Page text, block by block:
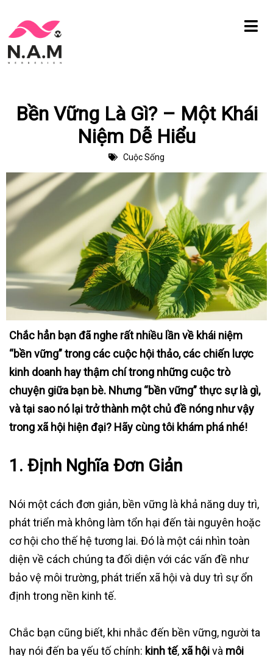
Chuyển
tới
Bền Vững Là Gì? – Một Khái
Niệm Dễ Hiểu
Cuộc Sống
Chắc hẳn bạn đã nghe rất nhiều lần về khái niệm
“bền vững” trong các cuộc hội thảo, các chiến lược
kinh doanh hay thậm chí trong những cuộc trò
chuyện giữa bạn bè. Nhưng “bền vững” thực sự là gì,
và tại sao nó lại trở thành một chủ đề nóng như vậy
trong xã hội hiện đại? Hãy cùng tôi khám phá nhé!
1. Định Nghĩa Đơn Giản
Nói một cách đơn giản, bền vững là khả năng duy trì,
phát triển mà không làm tổn hại đến tài nguyên hoặc
cơ hội cho thế hệ tương lai. Đó là một cái nhìn toàn
diện về cách chúng ta đối diện với các vấn đề như
bảo vệ môi trường, phát triển xã hội và duy trì sự ổn
định trong nền kinh tế.
Chắc bạn cũng biết, khi nhắc đến bền vững, người ta
hay nói đến ba yếu tố chính: kinh tế,xã hộivà môi